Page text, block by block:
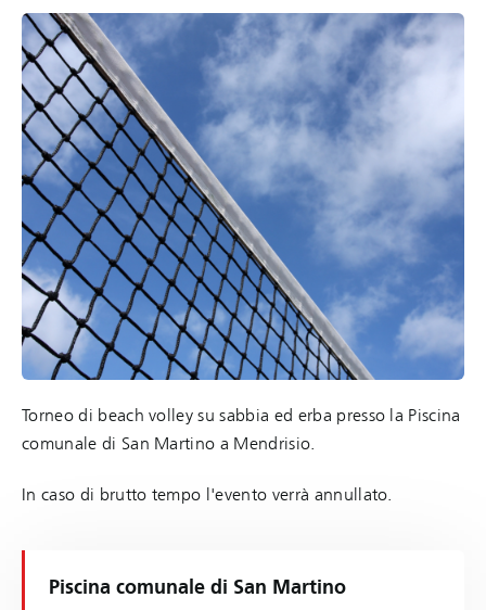
Torneo di beach volley su sabbia ed erba presso la Piscina
comunale di San Martino a Mendrisio.
In caso di brutto tempo l'evento verrà annullato.
Piscina comunale di San Martino